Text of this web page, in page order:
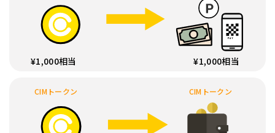
¥1,000相当 ¥1,000相当
CIMトークン CIMトークン